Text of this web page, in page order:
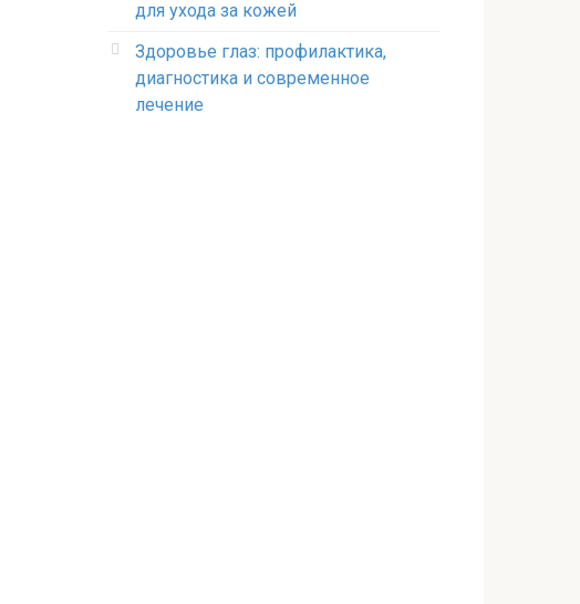
для ухода за кожей
Здоровье глаз: профилактика,
диагностика и современное
лечение